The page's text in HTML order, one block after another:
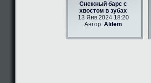
Снежный барс с
хвостом в зубах
13 Янв 2024 18:20
Автор:Aldem